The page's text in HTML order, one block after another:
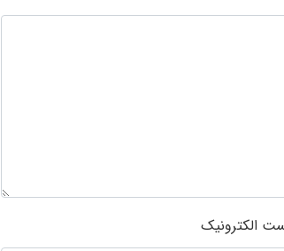
الکترونیک